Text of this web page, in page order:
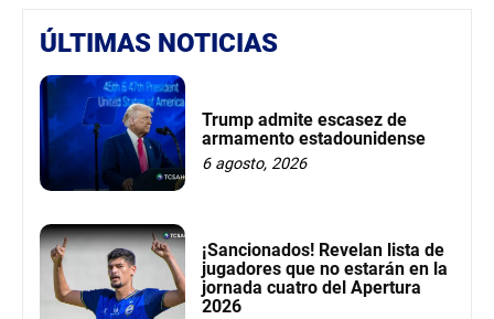
ÚLTIMAS NOTICIAS
Trump admite escasez de
armamento estadounidense
6 agosto, 2026
¡Sancionados! Revelan lista de
jugadores que no estarán en la
jornada cuatro del Apertura
2026